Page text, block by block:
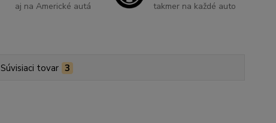
aj na Americké autá
takmer na každé auto
Súvisiaci tovar 3